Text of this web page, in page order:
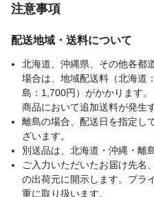
注意事項
配送地域・送料について
北海道、沖縄県、その他各都
場合は、地域配送料（北海道
島：1,700円）がかかります
商品において追加送料が発生
離島の場合、配送日を指定し
ざいます。
別送品は、北海道・沖縄・離
ご入力いただいたお届け先名
の出荷元に開示します。プラ
重に取り扱います。